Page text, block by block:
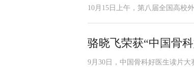
10月15日上午，第八届全国高校
骆晓飞荣获“中国骨
9月30日，中国骨科好医生读片大